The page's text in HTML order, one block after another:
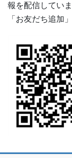
報を配信してい
「お友だち追加